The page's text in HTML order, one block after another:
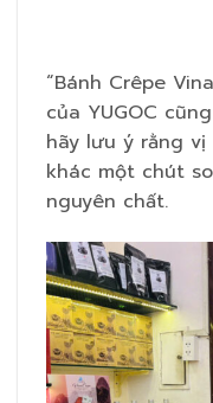
“Bánh Crêpe
của YUGOC
hãy lưu ý rằng
khác một chút
nguyên chất.